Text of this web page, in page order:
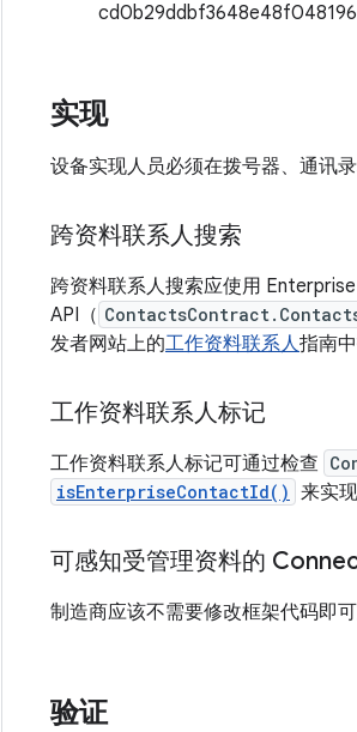
实现
设备实现人员必须在拨号器、通讯
跨资料联系人搜索
跨资料联系人搜索应使用
API（
发者网站上的工作资料联系人指南中
工作资料联系人标记
工作资料联系人标记可通过检查
isEnterpriseContactId() 来实
可感知受管理资料的
制造商应该不需要修改框架代码即
验证